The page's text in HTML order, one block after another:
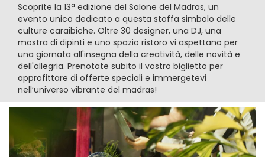
Scoprite la 13ª edizione del Salone del Madras, un
evento unico dedicato a questa stoffa simbolo delle
culture caraibiche. Oltre 30 designer, una DJ, una
mostra di dipinti e uno spazio ristoro vi aspettano per
una giornata all'insegna della creatività, delle novità e
dell'allegria. Prenotate subito il vostro biglietto per
approfittare di offerte speciali e immergetevi
nell’universo vibrante del madras!